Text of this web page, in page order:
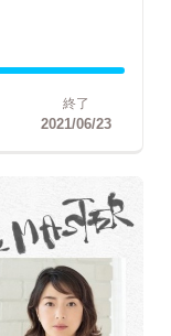
終了
2021/06/23